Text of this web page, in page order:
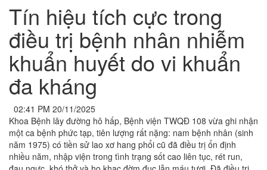
Tín hiệu tích cực trong
điều trị bệnh nhân nhiễm
khuẩn huyết do vi khuẩn
đa kháng
02:41 PM 20/11/2025
Khoa Bệnh lây đường hô hấp, Bệnh viện TWQĐ 108 vừa ghi nhận
một ca bệnh phức tạp, tiên lượng rất nặng: nam bệnh nhân (sinh
năm 1975) có tiền sử lao xơ hang phổi cũ đã điều trị ổn định
nhiều năm, nhập viện trong tình trạng sốt cao liên tục, rét run,